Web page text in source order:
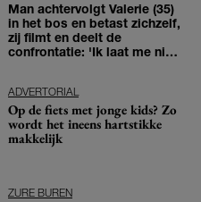
Man achtervolgt Valerie (35)
in het bos en betast zichzelf,
zij filmt en deelt de
confrontatie: 'Ik laat me niet
ADVERTORIAL
Op de fiets met jonge kids? Zo
wordt het ineens hartstikke
makkelijk
ZURE BUREN